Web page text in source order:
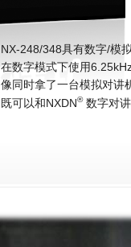
NX-248/348具有数字/模
在数字模式下使用
像同时拿了一台模拟对讲
既可以和NXDN®数字对